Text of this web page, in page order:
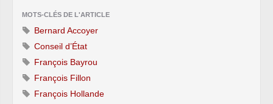
MM. Didier Robert et Joël Sarlot.
Groupe socialiste, radical, citoyen et divers
Pour : 17. – MM. Dominique Baert, Christophe
Caresche, Paul Giacobbi, Mme Annick Girardin,
MM. Armand Jung, Jack Lang, Michel Lefait,
MOTS-CLÉS DE L'ARTICLE
Bernard Accoyer
Conseil d’État
François Bayrou
François Fillon
François Hollande